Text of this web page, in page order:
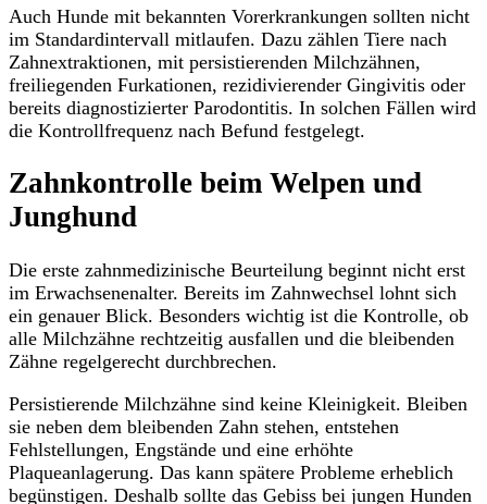
Auch Hunde mit bekannten Vorerkrankungen sollten nicht
im Standardintervall mitlaufen. Dazu zählen Tiere nach
Zahnextraktionen, mit persistierenden Milchzähnen,
freiliegenden Furkationen, rezidivierender Gingivitis oder
bereits diagnostizierter Parodontitis. In solchen Fällen wird
die Kontrollfrequenz nach Befund festgelegt.
Zahnkontrolle beim Welpen und
Junghund
Die erste zahnmedizinische Beurteilung beginnt nicht erst
im Erwachsenenalter. Bereits im Zahnwechsel lohnt sich
ein genauer Blick. Besonders wichtig ist die Kontrolle, ob
alle Milchzähne rechtzeitig ausfallen und die bleibenden
Zähne regelgerecht durchbrechen.
Persistierende Milchzähne sind keine Kleinigkeit. Bleiben
sie neben dem bleibenden Zahn stehen, entstehen
Fehlstellungen, Engstände und eine erhöhte
Plaqueanlagerung. Das kann spätere Probleme erheblich
begünstigen. Deshalb sollte das Gebiss bei jungen Hunden